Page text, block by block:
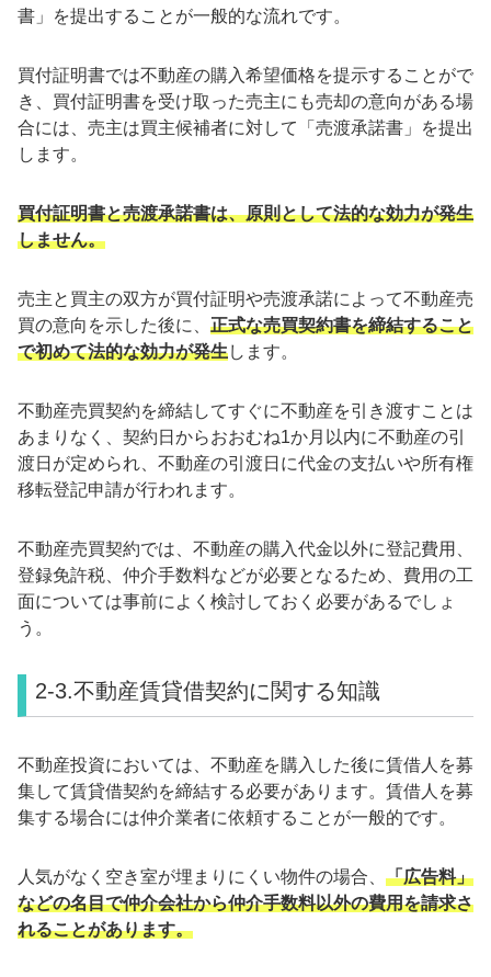
書」を提出することが一般的な流れです。
買付証明書では不動産の購入希望価格を提示することがで
き、買付証明書を受け取った売主にも売却の意向がある場
合には、売主は買主候補者に対して「売渡承諾書」を提出
します。
買付証明書と売渡承諾書は、原則として法的な効力が発生
しません。
売主と買主の双方が買付証明や売渡承諾によって不動産売
買の意向を示した後に、 正式な売買契約書を締結すること
で初めて法的な効力が発生します。
不動産売買契約を締結してすぐに不動産を引き渡すことは
あまりなく、契約日からおおむね1か月以内に不動産の引
渡日が定められ、不動産の引渡日に代金の支払いや所有権
移転登記申請が行われます。
不動産売買契約では、不動産の購入代金以外に登記費用、
登録免許税、仲介手数料などが必要となるため、費用の工
面については事前によく検討しておく必要があるでしょ
う。
2-3.不動産賃貸借契約に関する知識
不動産投資においては、不動産を購入した後に賃借人を募
集して賃貸借契約を締結する必要があります。賃借人を募
集する場合には仲介業者に依頼することが一般的です。
人気がなく空き室が埋まりにくい物件の場合、 「広告料」
などの名目で仲介会社から仲介手数料以外の費用を請求さ
れることがあります。